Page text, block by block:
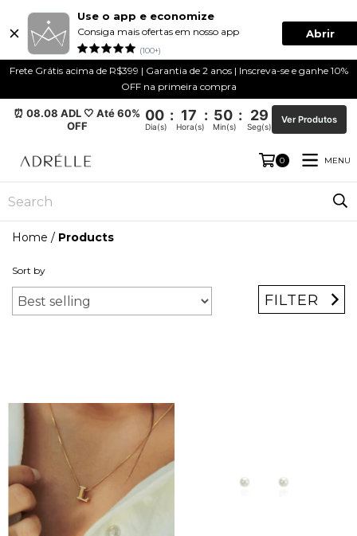
Use o app e economize
Consiga mais ofertas em nosso app
(100+)
Abrir
Frete Grátis acima de R$399 | Garantia de 2 anos | Inscreva-se e ganhe 10%
OFF na primeira compra
⏰ 08.08 ADL 🤍 Até 60%
OFF
00 : 17 : 50 : 28
Dia(s) Hora(s) Min(s) Seg(s)
Ver Produtos
0 MENU
Home / Products
Sort by
FILTER